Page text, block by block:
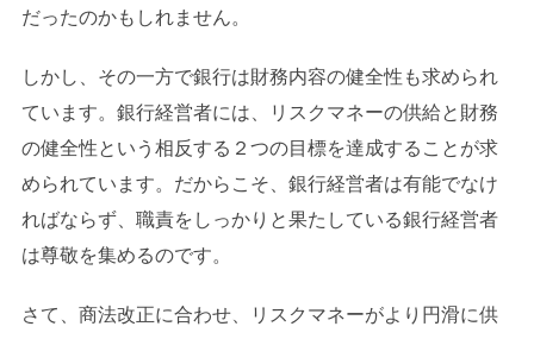
だったのかもしれません。
しかし、その一方で銀行は財務内容の健全性も求められ
ています。銀行経営者には、リスクマネーの供給と財務
の健全性という相反する２つの目標を達成することが求
められています。だからこそ、銀行経営者は有能でなけ
ればならず、職責をしっかりと果たしている銀行経営者
は尊敬を集めるのです。
さて、商法改正に合わせ、リスクマネーがより円滑に供